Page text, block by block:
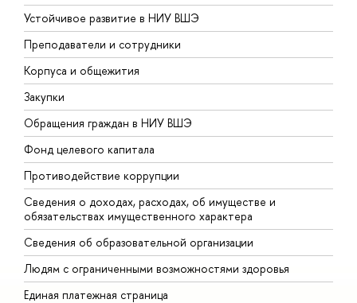
Устойчивое развитие в НИУ ВШЭ
Преподаватели и сотрудники
Корпуса и общежития
Закупки
Обращения граждан в НИУ ВШЭ
Фонд целевого капитала
Противодействие коррупции
Сведения о доходах, расходах, об имуществе и
обязательствах имущественного характера
Сведения об образовательной организации
Людям с ограниченными возможностями здоровья
Единая платежная страница